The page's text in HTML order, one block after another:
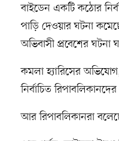
বাইডেন একটি কঠোর
পাড়ি দেওয়ার ঘটনা
অভিবাসী প্রবেশের ঘটনা
কমলা হ্যারিসের অভিযোগ,
নির্বাচিত
আর রিপাবলিকানরা